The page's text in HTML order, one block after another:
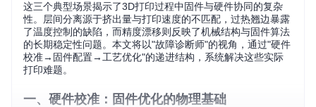
这三个典型场景揭示了3D打印过程中固件与硬件协同的复杂
性。层间分离源于挤出量与打印速度的不匹配，过热翘边暴露
了温度控制的缺陷，而精度漂移则反映了机械结构与固件算法
的长期稳定性问题。本文将以"故障诊断师"的视角，通过"硬件
校准→固件配置→工艺优化"的递进结构，系统解决这些实际
打印难题。
一、硬件校准：固件优化的物理基础